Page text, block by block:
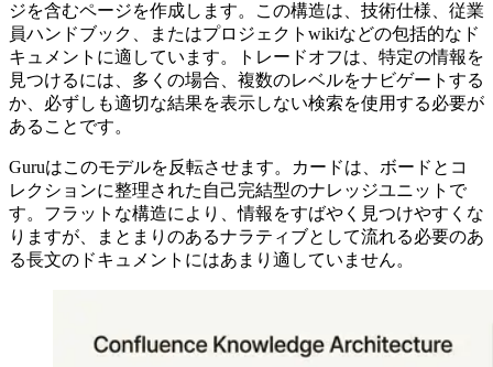
ジを含むページを作成します。この構造は、技術仕様、従業
員ハンドブック、またはプロジェクトwikiなどの包括的なド
キュメントに適しています。トレードオフは、特定の情報を
見つけるには、多くの場合、複数のレベルをナビゲートする
か、必ずしも適切な結果を表示しない検索を使用する必要が
あることです。
Guruはこのモデルを反転させます。カードは、ボードとコ
レクションに整理された自己完結型のナレッジユニットで
す。フラットな構造により、情報をすばやく見つけやすくな
りますが、まとまりのあるナラティブとして流れる必要のあ
る長文のドキュメントにはあまり適していません。